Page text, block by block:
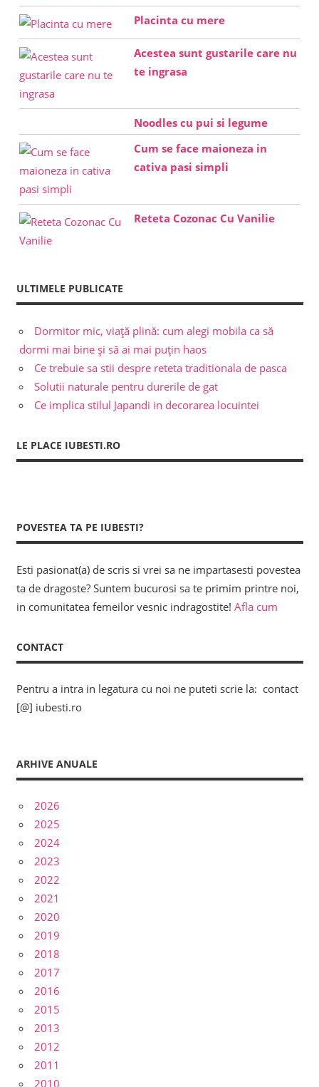
Placinta cu mere
Acestea sunt gustarile care nu
te ingrasa
Noodles cu pui si legume
Cum se face maioneza in
cativa pasi simpli
Reteta Cozonac Cu Vanilie
ULTIMELE PUBLICATE
Dormitor mic, viață plină: cum alegi mobila ca să
dormi mai bine și să ai mai puțin haos
Ce trebuie sa stii despre reteta traditionala de pasca
Solutii naturale pentru durerile de gat
Ce implica stilul Japandi in decorarea locuintei
LE PLACE IUBESTI.RO
POVESTEA TA PE IUBESTI?
Esti pasionat(a) de scris si vrei sa ne impartasesti povestea
ta de dragoste? Suntem bucurosi sa te primim printre noi,
in comunitatea femeilor vesnic indragostite! Afla cum
CONTACT
Pentru a intra in legatura cu noi ne puteti scrie la: contact
[@] iubesti.ro
ARHIVE ANUALE
2026
2025
2024
2023
2022
2021
2020
2019
2018
2017
2016
2015
2013
2012
2011
2010